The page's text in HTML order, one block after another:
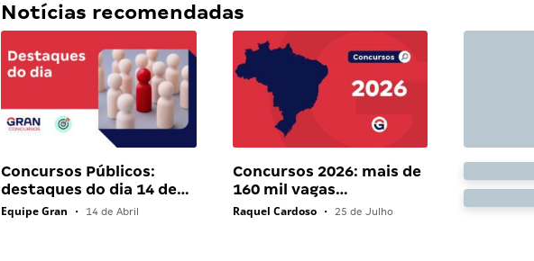
Notícias recomendadas
Concursos Públicos:
destaques do dia 14 de…
Equipe Gran • 14 de Abril
Concursos 2026: mais de
160 mil vagas…
Raquel Cardoso • 25 de Julho